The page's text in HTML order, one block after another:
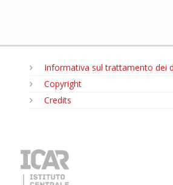
Informativa sul trattamento dei
Copyright
Credits